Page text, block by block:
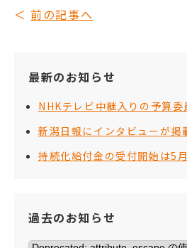
前の記事へ
最新のお知らせ
NHKテレビ中継入りの予算
新潟日報にインタビューが掲
持続化給付金の受付開始は5
過去のお知らせ